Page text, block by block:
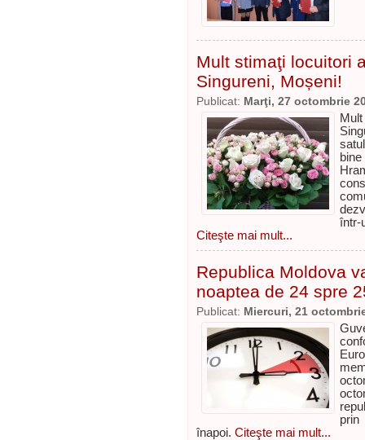
Mult stimaţi locuitori
Singureni, Moșeni!
Publicat: Marţi, 27 octombrie
într-
Citeşte mai mult...
Republica Moldova
noaptea de 24 spre
Publicat: Miercuri, 21
înapoi. Citeşte mai mult...